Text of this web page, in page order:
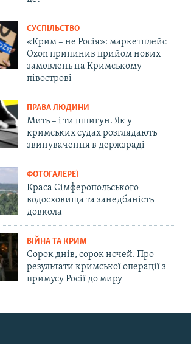
СУСПІЛЬСТВО
«Крим – не Росія»: маркетплейс
Ozon припинив прийом нових
замовлень на Кримському
півострові
ПРАВА ЛЮДИНИ
Мить – і ти шпигун. Як у
кримських судах розглядають
звинувачення в держзраді
ФОТОГАЛЕРЕЇ
Краса Сімферопольського
водосховища та занедбаність
довкола
ВІЙНА ТА КРИМ
Сорок днів, сорок ночей. Про
результати кримської операції з
примусу Росії до миру